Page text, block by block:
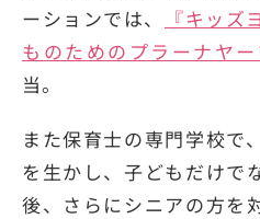
ーションでは、
『キッズ
ものためのプラーナヤー
当。
また保育士の専門学校で
を生かし、子どもだけで
後、さらにシニアの方を